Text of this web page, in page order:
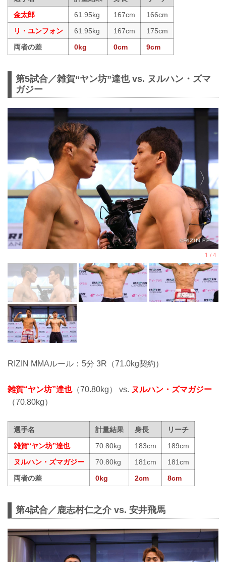
金太郎
61.95kg 167cm
166cm
リ・ユンフォン
61.95kg 167cm
175cm
両者の差
0kg 0cm 9cm
第5試合／雑賀“ヤン坊”達也 vs. ヌルハン・ズマ
ガジー
RIZIN MMAルール：5分 3R（71.0kg契約）
雑賀“ヤン坊”達也（70.80kg） vs. ヌルハン・ズマガジー
（70.80kg）
選手名 計量結果 身長
リーチ
雑賀“ヤン坊”達也
70.80kg 183cm
189cm
ヌルハン・ズマガジー
70.80kg 181cm
181cm
両者の差
0kg 2cm 8cm
第4試合／鹿志村仁之介 vs. 安井飛馬